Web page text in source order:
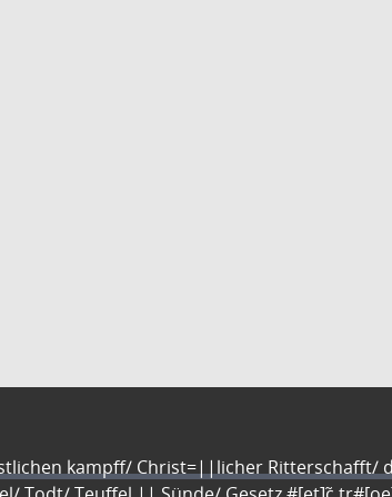
kampff/ Christ=||licher Ritterschafft/